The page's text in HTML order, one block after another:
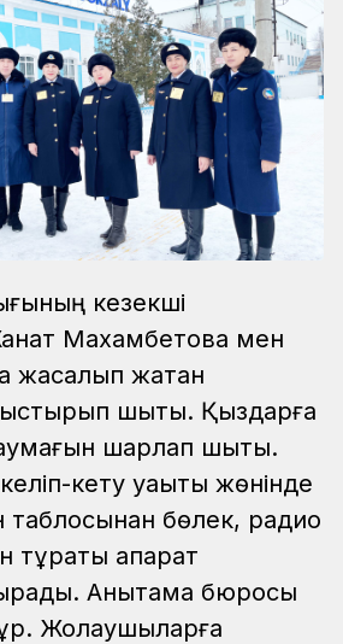
кезекші
Махамбетова мен
жасалып жатқан
шықты. Қыздарға
шарлап шықтық.
кету уақыты жөнінде
таблосынан бөлек, радио
ақпарат
Анықтама бюросы
Жолаушыларға